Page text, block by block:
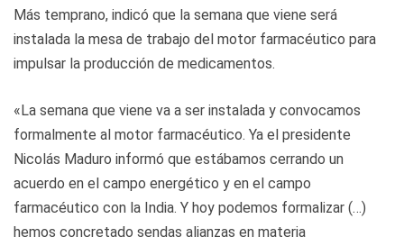
Más temprano, indicó que la semana que viene será
instalada la mesa de trabajo del motor farmacéutico para
impulsar la producción de medicamentos.
«La semana que viene va a ser instalada y convocamos
formalmente al motor farmacéutico. Ya el presidente
Nicolás Maduro informó que estábamos cerrando un
acuerdo en el campo energético y en el campo
farmacéutico con la India. Y hoy podemos formalizar (…)
hemos concretado sendas alianzas en materia